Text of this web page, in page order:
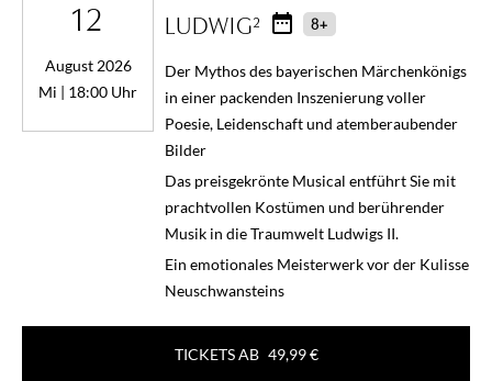
12
August 2026
Mi | 18:00 Uhr
LUDWIG² 8+
Der Mythos des bayerischen Märchenkönigs
in einer packenden Inszenierung voller
Poesie, Leidenschaft und atemberaubender
Bilder
Das preisgekrönte Musical entführt Sie mit
prachtvollen Kostümen und berührender
Musik in die Traumwelt Ludwigs II.
Ein emotionales Meisterwerk vor der Kulisse
Neuschwansteins
TICKETS AB 49,99 €